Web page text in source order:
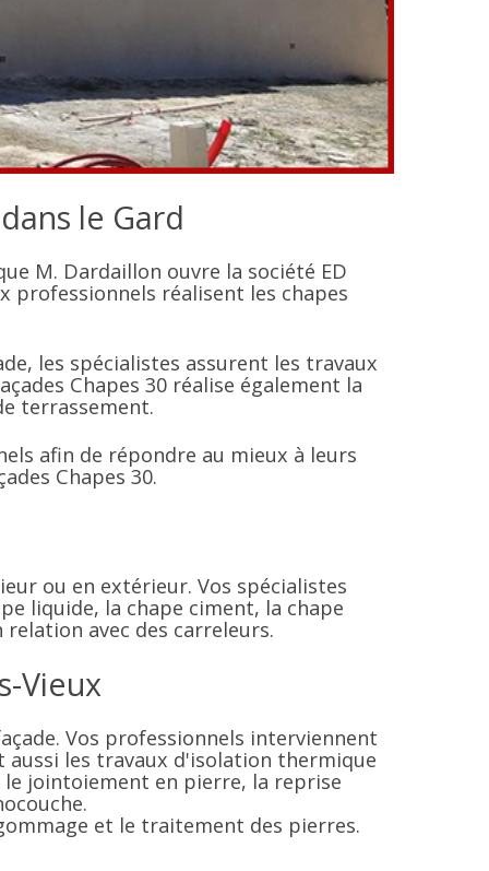
le Gard
M. Dardaillon ouvre la société ED
professionnels réalisent les chapes
les spécialistes assurent les travaux
Chapes 30 réalise également la
terrassement.
afin de répondre au mieux à leurs
Chapes 30.
ou en extérieur. Vos spécialistes
liquide, la chape ciment, la chape
avec des carreleurs.
Vieux
Vos professionnels interviennent
aussi les travaux d'isolation thermique
jointoiement en pierre, la reprise
et le traitement des pierres.